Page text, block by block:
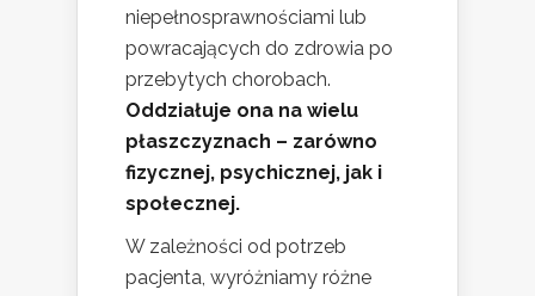
niepełnosprawnościami lub
powracających do zdrowia po
przebytych chorobach.
Oddziałuje ona na wielu
płaszczyznach – zarówno
fizycznej, psychicznej, jak i
społecznej.
W zależności od potrzeb
pacjenta, wyróżniamy różne